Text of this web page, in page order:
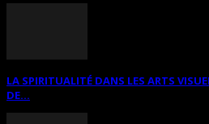
LA SPIRITUALITÉ DANS LES ARTS
DE...